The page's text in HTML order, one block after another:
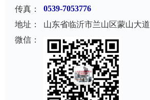
传真： 0539-7053776
地址：
山东省临沂市兰山区蒙山大道
微信：